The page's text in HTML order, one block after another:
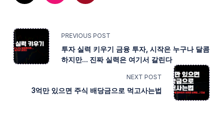
<SPAN
CLASS="NAV-
SCREEN-
PREVIOUS POST
투자 실력 키우기 금융 투자, 시작은 누구나 달콤
하지만… 진짜 실력은 여기서 갈린다
NEXT POST
3억만 있으면 주식 배당금으로 먹고사는법